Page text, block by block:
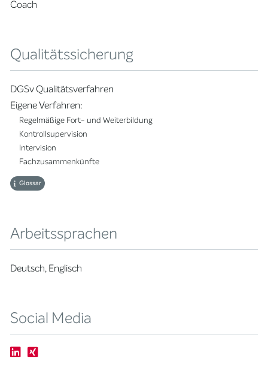
Coach
Qualitätssicherung
DGSv Qualitätsverfahren
Eigene Verfahren:
Regelmäßige Fort- und Weiterbildung
Kontrollsupervision
Intervision
Fachzusammenkünfte
Glossar
Arbeitssprachen
Deutsch, Englisch
Social Media